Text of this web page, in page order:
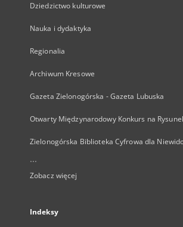
Dziedzictwo kulturowe
Nauka i dydaktyka
Regionalia
Archiwum Kresowe
Gazeta Zielonogórska - Gazeta Lubuska
Otwarty Międzynarodowy Konkurs na
Zielonogórska Biblioteka Cyfrowa dla
...
Zobacz więcej
Indeksy